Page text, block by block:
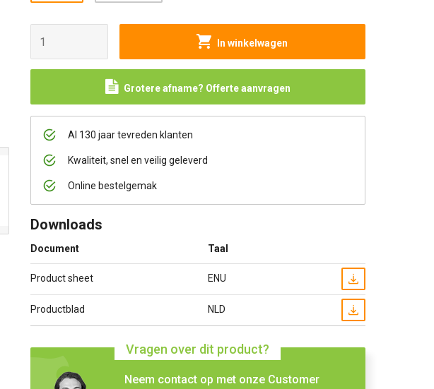
In winkelwagen
Grotere afname? Offerte aanvragen
Al 130 jaar tevreden klanten
Kwaliteit, snel en veilig geleverd
Online bestelgemak
Downloads
Document Taal
Product sheet ENU
Productblad NLD
Vragen over dit product?
Neem contact op met onze Customer